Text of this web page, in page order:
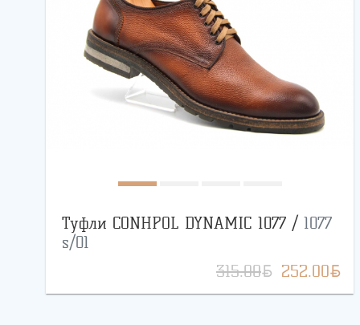
Туфли CONHPOL DYNAMIC 1077 / 1077
s/01
315.00BYN 252.00BYN